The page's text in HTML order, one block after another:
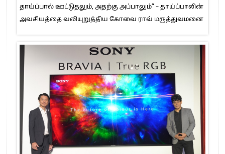
தாய்ப்பால் ஊட்டுதலும், அதற்கு அப்பாலும்” – தாய்ப்பாலின்
அவசியத்தை வலியுறுத்திய கோவை ராவ் மருத்துவமனை